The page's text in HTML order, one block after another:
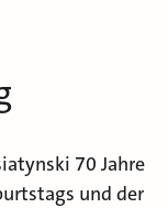
70 Jahre
und der